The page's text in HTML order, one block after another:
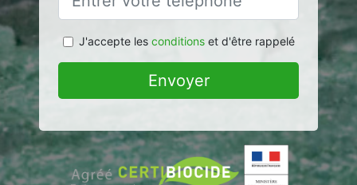
J'accepte les conditionset d'être rappelé
Envoyer